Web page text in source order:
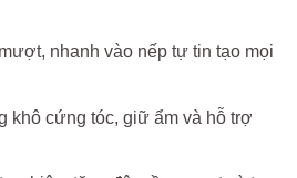
nhanh vào nếp tự tin tạo mọi
khô cứng tóc, giữ ẩm và hỗ trợ